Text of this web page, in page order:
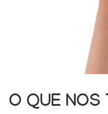
O QUE NOS